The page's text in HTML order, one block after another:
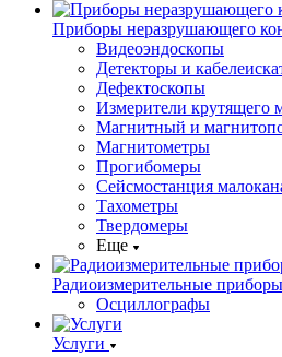
Приборы неразрушающего
Видеоэндоскопы
Детекторы и
Дефектоскопы
Измерители крутящего
Магнитный и
Магнитометры
Прогибомеры
Сейсмостанция
Тахометры
Твердомеры
Еще
Радиоизмерительные
Осциллографы
Услуги